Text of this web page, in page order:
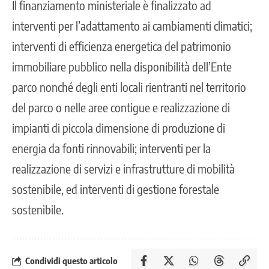
Il finanziamento ministeriale è finalizzato ad
interventi per l’adattamento ai cambiamenti climatici;
interventi di efficienza energetica del patrimonio
immobiliare pubblico nella disponibilità dell’Ente
parco nonché degli enti locali rientranti nel territorio
del parco o nelle aree contigue e realizzazione di
impianti di piccola dimensione di produzione di
energia da fonti rinnovabili; interventi per la
realizzazione di servizi e infrastrutture di mobilità
sostenibile, ed interventi di gestione forestale
sostenibile.
Condividi questo articolo